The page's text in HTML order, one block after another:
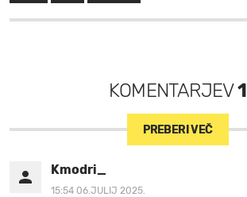
KOMENTARJEV1
PREBERI VEČ
Kmodri_
15:54 06.JULIJ 2025.